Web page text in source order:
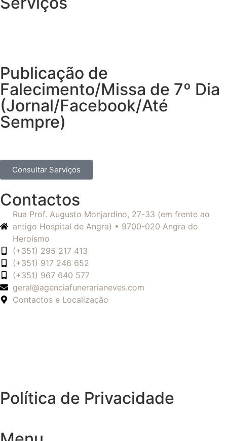
Publicação de
Falecimento/Missa de 7º Dia
(Jornal/Facebook/Até
Sempre)
Consultar Serviços
Contactos
Rua Prof. Augusto Monjardino, 27-33 (em frente ao
antigo Hospital de Angra) • 9700-020 Angra do
Heroísmo
(+351) 295 217 413
(+351) 917 246 652
(+351) 967 640 577
geral@agenciafunerarianeves.com
Contactos e Localização
Política de Privacidade